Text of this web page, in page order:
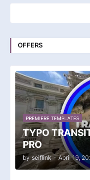
OFFERS
PREMIERE TEMPLATES
TYPO
PRO
by seiflink - April 19,